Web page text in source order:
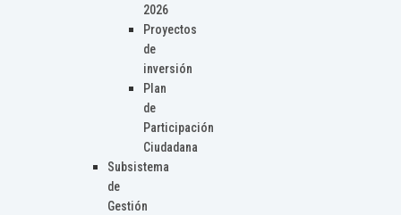
2026
Proyectos
de
inversión
Plan
de
Participación
Ciudadana
Subsistema
de
Gestión